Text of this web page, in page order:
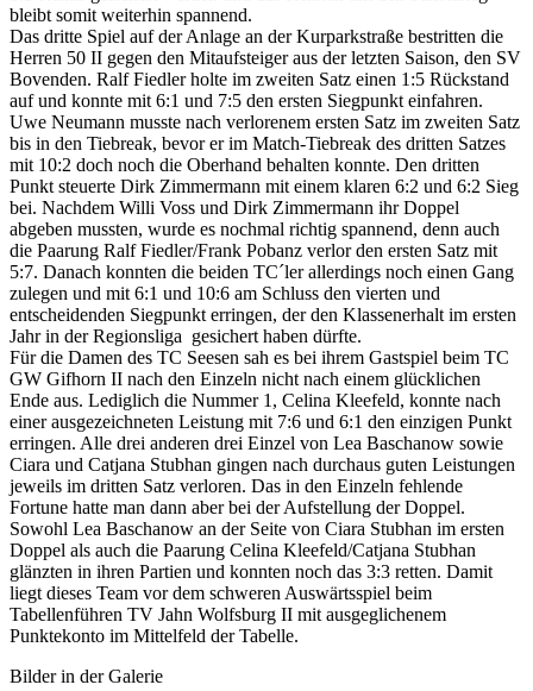
bleibt somit weiterhin spannend.
Das dritte Spiel auf der Anlage an der Kurparkstraße bestritten die
Herren 50 II gegen den Mitaufsteiger aus der letzten Saison, den SV
Bovenden. Ralf Fiedler holte im zweiten Satz einen 1:5 Rückstand
auf und konnte mit 6:1 und 7:5 den ersten Siegpunkt einfahren.
Uwe Neumann musste nach verlorenem ersten Satz im zweiten Satz
bis in den Tiebreak, bevor er im Match-Tiebreak des dritten Satzes
mit 10:2 doch noch die Oberhand behalten konnte. Den dritten
Punkt steuerte Dirk Zimmermann mit einem klaren 6:2 und 6:2 Sieg
bei. Nachdem Willi Voss und Dirk Zimmermann ihr Doppel
abgeben mussten, wurde es nochmal richtig spannend, denn auch
die Paarung Ralf Fiedler/Frank Pobanz verlor den ersten Satz mit
5:7. Danach konnten die beiden TC´ler allerdings noch einen Gang
zulegen und mit 6:1 und 10:6 am Schluss den vierten und
entscheidenden Siegpunkt erringen, der den Klassenerhalt im ersten
Jahr in der Regionsliga gesichert haben dürfte.
Für die Damen des TC Seesen sah es bei ihrem Gastspiel beim TC
GW Gifhorn II nach den Einzeln nicht nach einem glücklichen
Ende aus. Lediglich die Nummer 1, Celina Kleefeld, konnte nach
einer ausgezeichneten Leistung mit 7:6 und 6:1 den einzigen Punkt
erringen. Alle drei anderen drei Einzel von Lea Baschanow sowie
Ciara und Catjana Stubhan gingen nach durchaus guten Leistungen
jeweils im dritten Satz verloren. Das in den Einzeln fehlende
Fortune hatte man dann aber bei der Aufstellung der Doppel.
Sowohl Lea Baschanow an der Seite von Ciara Stubhan im ersten
Doppel als auch die Paarung Celina Kleefeld/Catjana Stubhan
glänzten in ihren Partien und konnten noch das 3:3 retten. Damit
liegt dieses Team vor dem schweren Auswärtsspiel beim
Tabellenführen TV Jahn Wolfsburg II mit ausgeglichenem
Punktekonto im Mittelfeld der Tabelle.
Bilder in der Galerie